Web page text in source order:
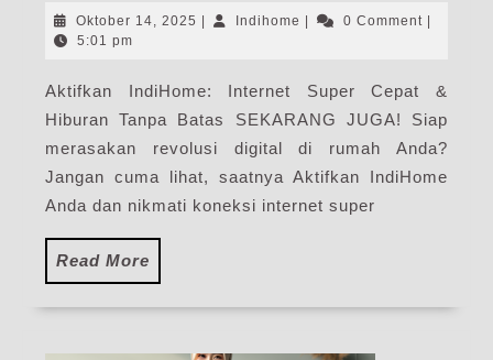
|
Pasang
WiFi
IndiHome
Terbaru
Oktober 14, 2025 OktoberIndihome Indihome0 Comment
5:01 pm
Aktifkan IndiHome: Internet Super Cepat &
Hiburan Tanpa Batas SEKARANG JUGA! Siap
merasakan revolusi digital di rumah Anda?
Jangan cuma lihat, saatnya Aktifkan IndiHome
Anda dan nikmati koneksi internet super
Read More
More